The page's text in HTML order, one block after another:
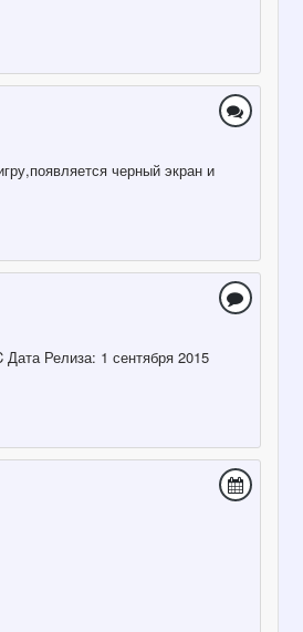
черный экран и
Релиза: 1 сентября 2015